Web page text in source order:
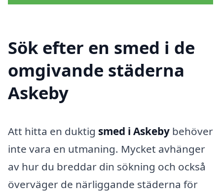
Sök efter en smed i de
omgivande städerna
Askeby
Att hitta en duktig smed i Askeby behöver
inte vara en utmaning. Mycket avhänger
av hur du breddar din sökning och också
överväger de närliggande städerna för